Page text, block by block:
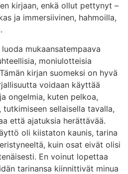
kirjaan, enkä ollut pettynyt –
ja immersiivinen, hahmoilla,
mukaansatempaava
moniulotteisia
kirjan suomeksi on hyvä
voidaan käyttää
ongelmia, kuten pelkoa,
sellaisella tavalla,
että ajatuksia herättävää.
oli kiistaton kaunis, tarina
kuin osat eivät olisi
En voinut lopettaa
tarinansa kiinnittivät minua